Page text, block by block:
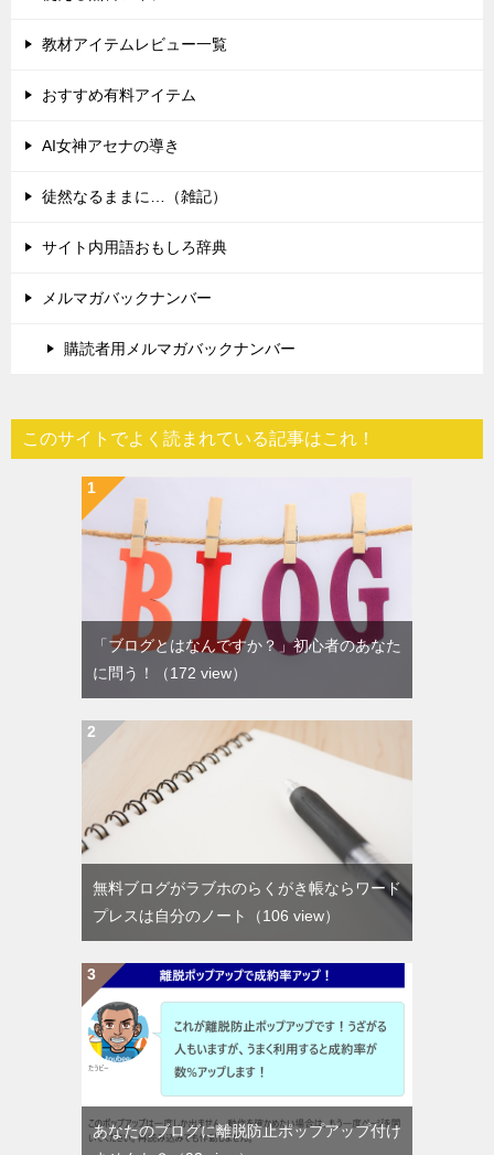
教材アイテムレビュー一覧
おすすめ有料アイテム
AI女神アセナの導き
徒然なるままに…（雑記）
サイト内用語おもしろ辞典
メルマガバックナンバー
購読者用メルマガバックナンバー
このサイトでよく読まれている記事はこれ！
「ブログとはなんですか？」初心者のあなた
に問う！
（172 view）
無料ブログがラブホのらくがき帳ならワード
プレスは自分のノート
（106 view）
あなたのブログに離脱防止ポップアップ付け